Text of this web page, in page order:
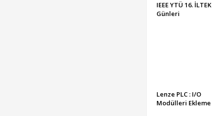
IEEE YTÜ 16. İLTEK
Günleri
Lenze PLC : I/O
Modülleri Ekleme